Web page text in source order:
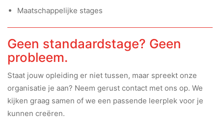
Maatschappelijke stages
Geen standaardstage? Geen
probleem.
Staat jouw opleiding er niet tussen, maar spreekt onze
organisatie je aan? Neem gerust contact met ons op. We
kijken graag samen of we een passende leerplek voor je
kunnen creëren.